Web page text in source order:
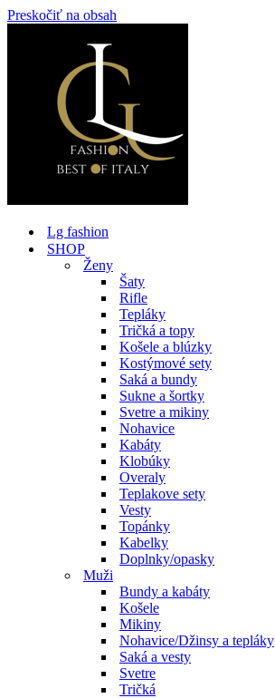
Preskočiť na obsah
Lg fashion
SHOP
Ženy
Šaty
Rifle
Tepláky
Tričká a topy
Košele a blúzky
Kostýmové sety
Saká a bundy
Sukne a šortky
Svetre a mikiny
Nohavice
Kabáty
Klobúky
Overaly
Teplakove sety
Vesty
Topánky
Kabelky
Doplnky/opasky
Muži
Bundy a kabáty
Košele
Mikiny
Nohavice/Džinsy a tepláky
Saká a vesty
Svetre
Tričká